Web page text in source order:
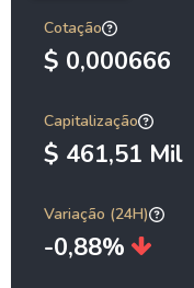
Cotação
$ 0,000666
Capitalização
$ 461,51 Mil
Variação (24H)
-0,88%